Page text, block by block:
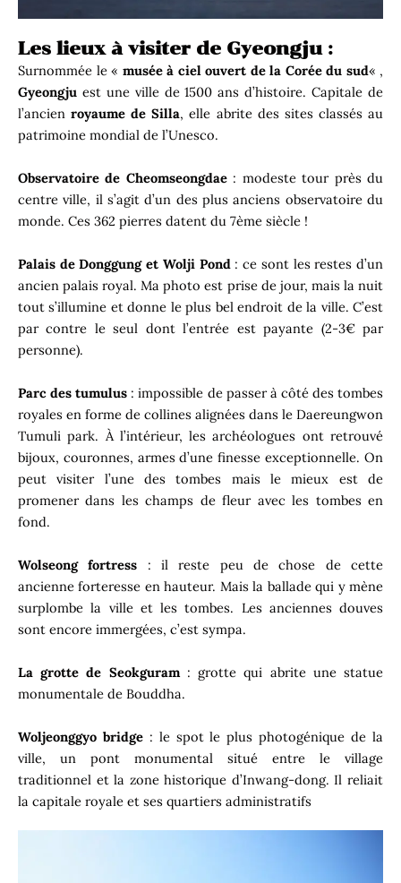
Les lieux à visiter de Gyeongju :
Surnommée le « musée à ciel ouvert de la Corée du sud« ,
Gyeongju est une ville de 1500 ans d’histoire. Capitale de
l’ancienroyaume de Silla, elle abrite des sites classés au
patrimoine mondial de l’Unesco.
Observatoire de Cheomseongdae: modeste tour près du
centre ville, il s’agit d’un des plus anciens observatoire du
monde. Ces 362 pierres datent du 7ème siècle !
Palais de Donggung et Wolji Pond : ce sont les restes d’un
ancien palais royal. Ma photo est prise de jour, mais la nuit
tout s’illumine et donne le plus bel endroit de la ville. C’est
par contre le seul dont l’entrée est payante (2-3€ par
personne).
Parc des tumulus : impossible de passer à côté des tombes
royales en forme de collines alignées dans le Daereungwon
Tumuli park. À l’intérieur, les archéologues ont retrouvé
bijoux, couronnes, armes d’une finesse exceptionnelle. On
peut visiter l’une des tombes mais le mieux est de
promener dans les champs de fleur avec les tombes en
fond.
Wolseong fortress : il reste peu de chose de cette
ancienne forteresse en hauteur. Mais la ballade qui y mène
surplombe la ville et les tombes. Les anciennes douves
sont encore immergées, c’est sympa.
La grotte de Seokguram: grotte qui abrite une statue
monumentale de Bouddha.
Woljeonggyo bridge: le spot le plus photogénique de la
ville, un pont monumental situé entre le village
traditionnel et la zone historique d’Inwang-dong. Il reliait
la capitale royale et ses quartiers administratifs